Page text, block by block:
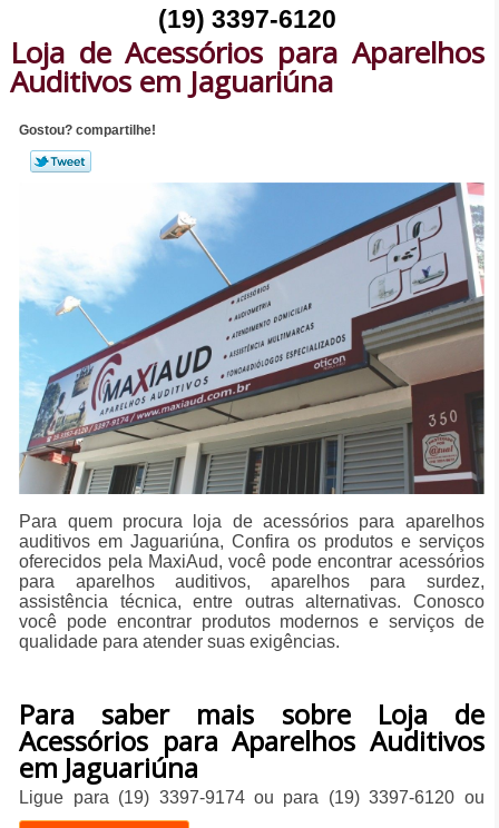
(19) 3397-6120
Loja de Acessórios para Aparelhos
Auditivos em Jaguariúna
Gostou? compartilhe!
Para quem procura loja de acessórios para aparelhos
auditivos em Jaguariúna, Confira os produtos e serviços
oferecidos pela MaxiAud, você pode encontrar acessórios
para aparelhos auditivos, aparelhos para surdez,
assistência técnica, entre outras alternativas. Conosco
você pode encontrar produtos modernos e serviços de
qualidade para atender suas exigências.
Para saber mais sobre Loja de
Acessórios para Aparelhos Auditivos
em Jaguariúna
Ligue para (19) 3397-9174ou para (19) 3397-6120 ou